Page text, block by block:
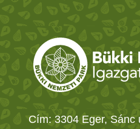
Cím: 3304 Eger, Sánc